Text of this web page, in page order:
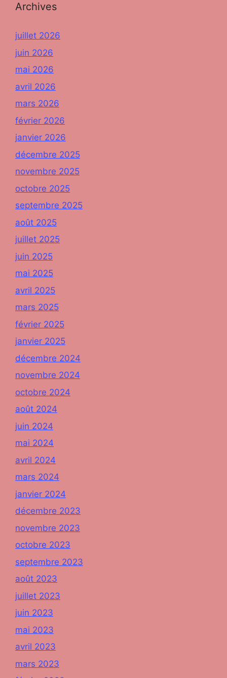
Archives
juillet 2026
juin 2026
mai 2026
avril 2026
mars 2026
février 2026
janvier 2026
décembre 2025
novembre 2025
octobre 2025
septembre 2025
août 2025
juillet 2025
juin 2025
mai 2025
avril 2025
mars 2025
février 2025
janvier 2025
décembre 2024
novembre 2024
octobre 2024
août 2024
juin 2024
mai 2024
avril 2024
mars 2024
janvier 2024
décembre 2023
novembre 2023
octobre 2023
septembre 2023
août 2023
juillet 2023
juin 2023
mai 2023
avril 2023
mars 2023